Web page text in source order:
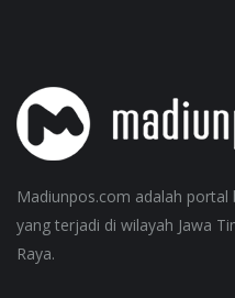
Madiunpos.com adalah
yang terjadi di wilayah Jawa
Raya.